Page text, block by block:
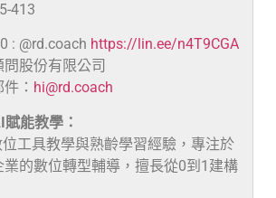
413
: @rd.coach https://lin.ee/n4T9CGA
股份有限公司
： hi@rd.coach
能教學：
工具教學與熟齡學習經驗，專注於
業的數位轉型輔導，擅長從0到1建構